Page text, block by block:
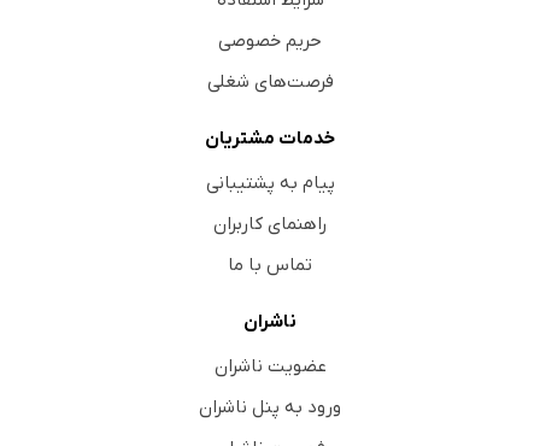
حریم خصوصی
فرصت‌های شغلی
خدمات مشتریان
پیام به پشتیبانی
راهنمای کاربران
تماس با ما
ناشران
عضویت ناشران
ورود به پنل ناشران